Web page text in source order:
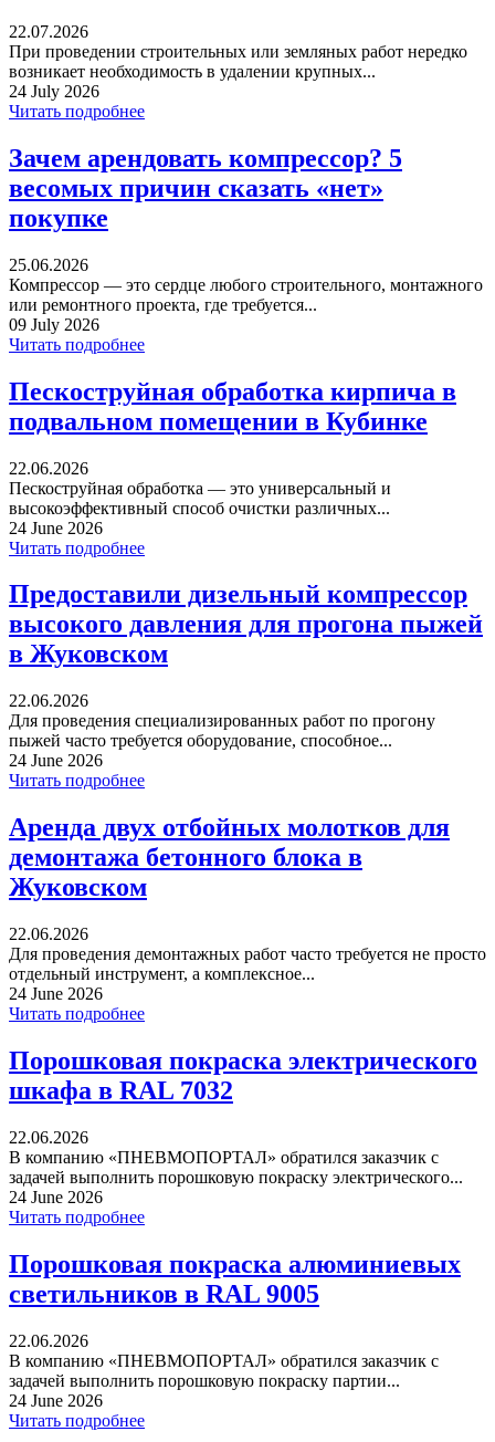
22.07.2026
При проведении строительных или земляных работ нередко
возникает необходимость в удалении крупных...
24 July 2026
Читать подробнее
Зачем арендовать компрессор? 5
весомых причин сказать «нет»
покупке
25.06.2026
Компрессор — это сердце любого строительного, монтажного
или ремонтного проекта, где требуется...
09 July 2026
Читать подробнее
Пескоструйная обработка кирпича в
подвальном помещении в Кубинке
22.06.2026
Пескоструйная обработка — это универсальный и
высокоэффективный способ очистки различных...
24 June 2026
Читать подробнее
Предоставили дизельный компрессор
высокого давления для прогона пыжей
в Жуковском
22.06.2026
Для проведения специализированных работ по прогону
пыжей часто требуется оборудование, способное...
24 June 2026
Читать подробнее
Аренда двух отбойных молотков для
демонтажа бетонного блока в
Жуковском
22.06.2026
Для проведения демонтажных работ часто требуется не просто
отдельный инструмент, а комплексное...
24 June 2026
Читать подробнее
Порошковая покраска электрического
шкафа в RAL 7032
22.06.2026
В компанию «ПНЕВМОПОРТАЛ» обратился заказчик с
задачей выполнить порошковую покраску электрического...
24 June 2026
Читать подробнее
Порошковая покраска алюминиевых
светильников в RAL 9005
22.06.2026
В компанию «ПНЕВМОПОРТАЛ» обратился заказчик с
задачей выполнить порошковую покраску партии...
24 June 2026
Читать подробнее